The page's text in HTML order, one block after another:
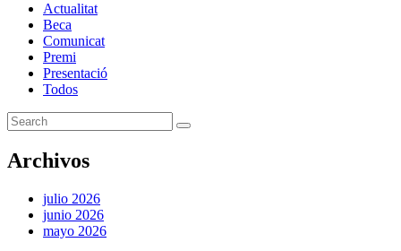
Actualitat
Beca
Comunicat
Premi
Presentació
Todos
Archivos
julio 2026
junio 2026
mayo 2026